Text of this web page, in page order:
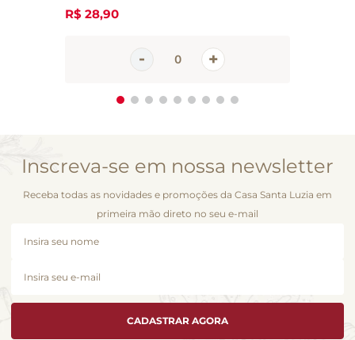
R$ 28,90
Inscreva-se em nossa newsletter
Receba todas as novidades e promoções da Casa Santa Luzia em
primeira mão direto no seu e-mail
CADASTRAR AGORA